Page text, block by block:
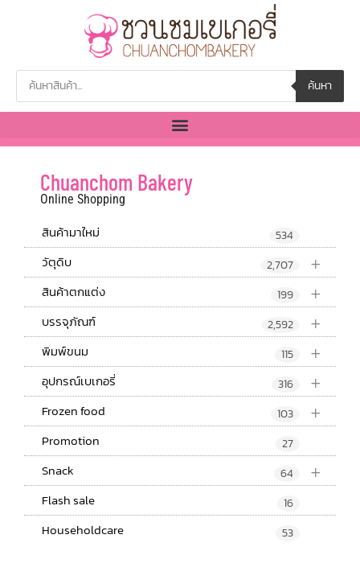
ค้นหา
Chuanchom Bakery
Online Shopping
สินค้ามาใหม่ 534
+
วัตุดิบ 2,707
+
สินค้าตกแต่ง 199
+
บรรจุภัณฑ์ 2,592
+
พิมพ์ขนม 115
+
อุปกรณ์เบเกอรี่ 316
+
Frozen food 103
Promotion 27
+
Snack 64
Flash sale 16
Householdcare 53